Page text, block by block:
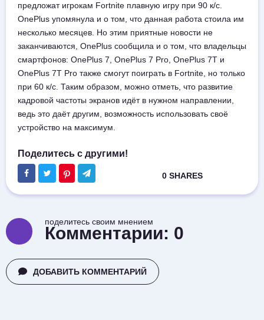
предложат игрокам Fortnite плавную игру при 90 к/с.
OnePlus упомянула и о том, что данная работа стоила им
несколько месяцев. Но этим приятные новости не
заканчиваются, OnePlus сообщила и о том, что владельцы
смартфонов: OnePlus 7, OnePlus 7 Pro, OnePlus 7T и
OnePlus 7T Pro также смогут поиграть в Fortnite, но только
при 60 к/с. Таким образом, можно отметь, что развитие
кадровой частоты экранов идёт в нужном направлении,
ведь это даёт другим, возможность использовать своё
устройство на максимум.
поделитесь своим мнением
Комментарии: 0
ДОБАВИТЬ КОММЕНТАРИЙ